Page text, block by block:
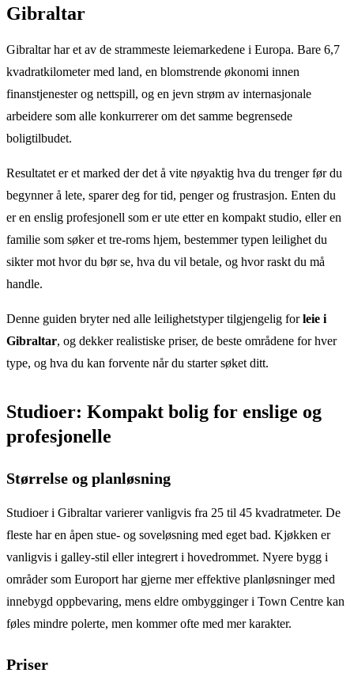
Gibraltar
Gibraltar har et av de strammeste leiemarkedene i Europa. Bare 6,7
kvadratkilometer med land, en blomstrende økonomi innen
finanstjenester og nettspill, og en jevn strøm av internasjonale
arbeidere som alle konkurrerer om det samme begrensede
boligtilbudet.
Resultatet er et marked der det å vite nøyaktig hva du trenger før du
begynner å lete, sparer deg for tid, penger og frustrasjon. Enten du
er en enslig profesjonell som er ute etter en kompakt studio, eller en
familie som søker et tre-roms hjem, bestemmer typen leilighet du
sikter mot hvor du bør se, hva du vil betale, og hvor raskt du må
handle.
Denne guiden bryter ned alle leilighetstyper tilgjengelig forleie i
Gibraltar, og dekker realistiske priser, de beste områdene for hver
type, og hva du kan forvente når du starter søket ditt.
Studioer: Kompakt bolig for enslige og
profesjonelle
Størrelse og planløsning
Studioer i Gibraltar varierer vanligvis fra 25 til 45 kvadratmeter. De
fleste har en åpen stue- og soveløsning med eget bad. Kjøkken er
vanligvis i galley-stil eller integrert i hovedrommet. Nyere bygg i
områder som Europort har gjerne mer effektive planløsninger med
innebygd oppbevaring, mens eldre ombygginger i Town Centre kan
føles mindre polerte, men kommer ofte med mer karakter.
Priser